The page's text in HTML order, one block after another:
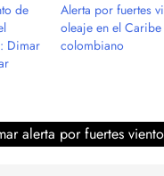
de
Dimar
Alerta por fuertes
oleaje en el Caribe
colombiano
alerta por fuertes